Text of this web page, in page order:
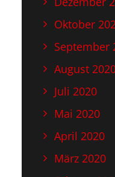
Oktober
September
August
Juli 2020
Mai 2020
April 2020
März 2020